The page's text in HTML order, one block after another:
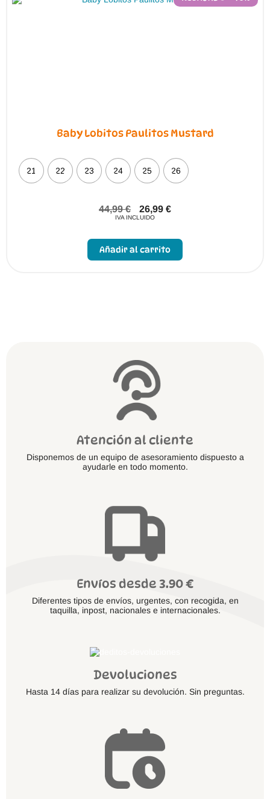
elegir
Baby Lobitos Paulitos Mustard
21 22 23 24 25 26
44,99€ 26,99 €
IVA INCLUIDO
Añadir al carrito
Atención al cliente
Disponemos de un equipo de asesoramiento dispuesto a
ayudarle en todo momento.
Envíos desde 3.90 €
Diferentes tipos de envíos, urgentes, con recogida, en
taquilla, inpost, nacionales e internacionales.
Devoluciones
Hasta 14 días para realizar su devolución. Sin preguntas.